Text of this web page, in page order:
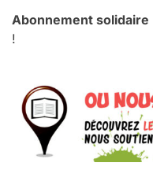
Abonnement solidaire
!